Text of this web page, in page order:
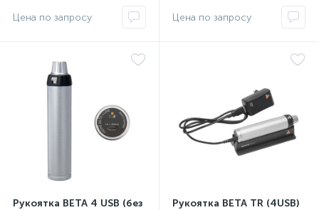
Рукоятка ВЕТА 4 USB (без
Рукоятка BETA ТR (4USB)